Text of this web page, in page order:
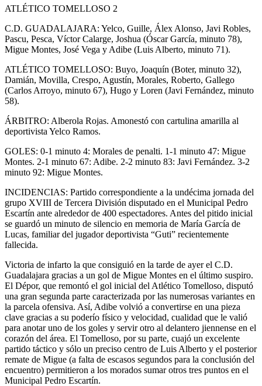
ATLÉTICO TOMELLOSO 2
C.D. GUADALAJARA: Yelco, Guille, Álex Alonso, Javi Robles,
Pascu, Pesca, Víctor Calarge, Joshua (Óscar García, minuto 78),
Migue Montes, José Vega y Adibe (Luis Alberto, minuto 71).
ATLÉTICO TOMELLOSO: Buyo, Joaquín (Boter, minuto 32),
Damián, Movilla, Crespo, Agustín, Morales, Roberto, Gallego
(Carlos Arroyo, minuto 67), Hugo y Loren (Javi Fernández, minuto
58).
ÁRBITRO: Alberola Rojas. Amonestó con cartulina amarilla al
deportivista Yelco Ramos.
GOLES: 0-1 minuto 4: Morales de penalti. 1-1 minuto 47: Migue
Montes. 2-1 minuto 67: Adibe. 2-2 minuto 83: Javi Fernández. 3-2
minuto 92: Migue Montes.
INCIDENCIAS: Partido correspondiente a la undécima jornada del
grupo XVIII de Tercera División disputado en el Municipal Pedro
Escartín ante alrededor de 400 espectadores. Antes del pitido inicial
se guardó un minuto de silencio en memoria de María García de
Lucas, familiar del jugador deportivista “Guti” recientemente
fallecida.
Victoria de infarto la que consiguió en la tarde de ayer el C.D.
Guadalajara gracias a un gol de Migue Montes en el último suspiro.
El Dépor, que remontó el gol inicial del Atlético Tomelloso, disputó
una gran segunda parte caracterizada por las numerosas variantes en
la parcela ofensiva. Así, Adibe volvió a convertirse en una pieza
clave gracias a su poderío físico y velocidad, cualidad que le valió
para anotar uno de los goles y servir otro al delantero jiennense en el
corazón del área. El Tomelloso, por su parte, cuajó un excelente
partido táctico y sólo un preciso centro de Luis Alberto y el posterior
remate de Migue (a falta de escasos segundos para la conclusión del
encuentro) permitieron a los morados sumar otros tres puntos en el
Municipal Pedro Escartín.